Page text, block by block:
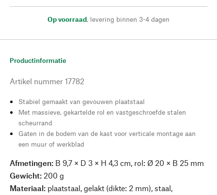
Op voorraad, levering binnen 3-4 dagen
Productinformatie
Artikel nummer 17782
Stabiel gemaakt van gevouwen plaatstaal
Met massieve, gekartelde rol en vastgeschroefde stalen
scheurrand
Gaten in de bodem van de kast voor verticale montage aan
een muur of werkblad
Afmetingen: B 9,7 × D 3 × H 4,3 cm, rol: Ø 20 × B 25 mm
Gewicht: 200 g
Materiaal: plaatstaal, gelakt (dikte: 2 mm), staal,